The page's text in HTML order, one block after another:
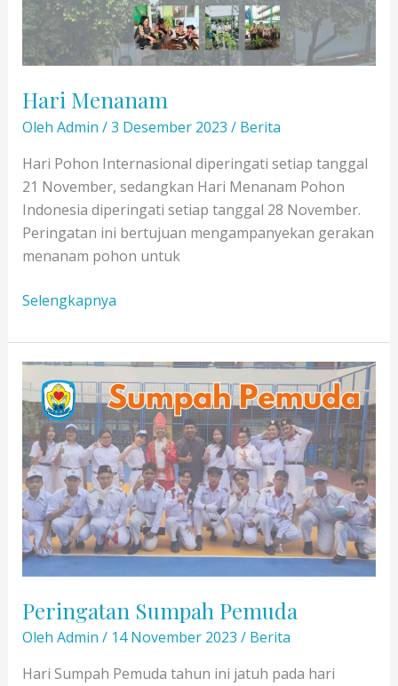
Hari Menanam
Oleh Admin /3 Desember 2023 / Berita
Hari Pohon Internasional diperingati setiap tanggal
21 November, sedangkan Hari Menanam Pohon
Indonesia diperingati setiap tanggal 28 November.
Peringatan ini bertujuan mengampanyekan gerakan
menanam pohon untuk
Hari
Selengkapnya
Peringatan Sumpah Pemuda
Oleh Admin / 14 November 2023 / Berita
Hari Sumpah Pemuda tahun ini jatuh pada hari